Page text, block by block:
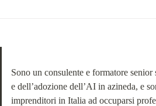
Sono un consulente e formatore
e dell’adozione dell’AI in azineda, e
imprenditori in Italia ad occuparsi